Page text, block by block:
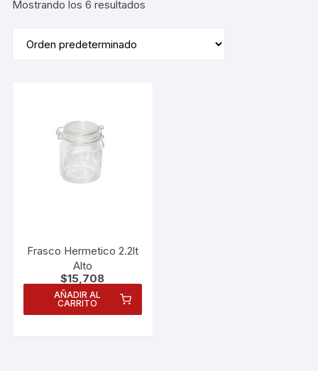
Mostrando los 6 resultados
Frasco Hermetico 2.2lt
Alto
$15,708
AÑADIR AL
CARRITO